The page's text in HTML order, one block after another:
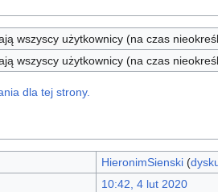
wszyscy użytkownicy (na czas
wszyscy użytkownicy (na czas
dla tej strony.
HieronimSienski (
10:42, 4 lut 2020